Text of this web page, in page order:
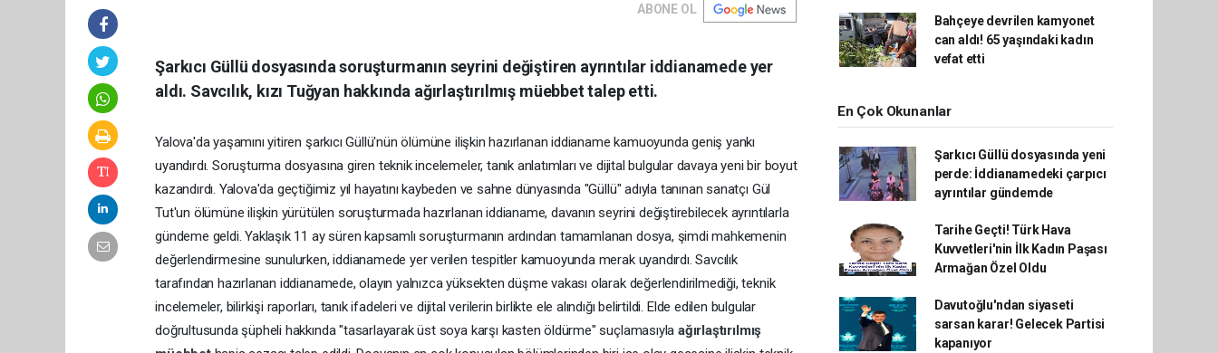
ABONE OL
Şarkıcı Güllü dosyasında soruşturmanın seyrini değiştiren ayrıntılar iddianamede yer
aldı. Savcılık, kızı Tuğyan hakkında ağırlaştırılmış müebbet talep etti.
Yalova'da yaşamını yitiren şarkıcı Güllü'nün ölümüne ilişkin hazırlanan iddianame kamuoyunda geniş yankı
uyandırdı. Soruşturma dosyasına giren teknik incelemeler, tanık anlatımları ve dijital bulgular davaya yeni bir boyut
kazandırdı. Yalova'da geçtiğimiz yıl hayatını kaybeden ve sahne dünyasında "Güllü" adıyla tanınan sanatçı Gül
Tut'un ölümüne ilişkin yürütülen soruşturmada hazırlanan iddianame, davanın seyrini değiştirebilecek ayrıntılarla
gündeme geldi. Yaklaşık 11 ay süren kapsamlı soruşturmanın ardından tamamlanan dosya, şimdi mahkemenin
değerlendirmesine sunulurken, iddianamede yer verilen tespitler kamuoyunda merak uyandırdı. Savcılık
tarafından hazırlanan iddianamede, olayın yalnızca yüksekten düşme vakası olarak değerlendirilmediği, teknik
incelemeler, bilirkişi raporları, tanık ifadeleri ve dijital verilerin birlikte ele alındığı belirtildi. Elde edilen bulgular
doğrultusunda şüpheli hakkında "tasarlayarak üst soya karşı kasten öldürme" suçlamasıyla ağırlaştırılmış
Bahçeye devrilen kamyonet
can aldı! 65 yaşındaki kadın
vefat etti
En Çok Okunanlar
Şarkıcı Güllü dosyasında yeni
perde: İddianamedeki çarpıcı
ayrıntılar gündemde
Tarihe Geçti! Türk Hava
Kuvvetleri'nin İlk Kadın Paşası
Armağan Özel Oldu
Davutoğlu'ndan siyaseti
sarsan karar! Gelecek Partisi
kapanıyor